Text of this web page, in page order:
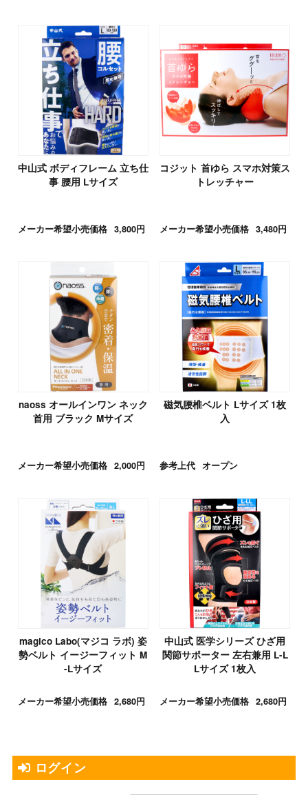
中山式 ボディフレーム 立ち仕
事 腰用 Lサイズ
メーカー希望小売価格 3,800円
コジット 首ゆら スマホ対策ス
トレッチャー
メーカー希望小売価格 3,480円
naoss オールインワン ネック
首用 ブラック Mサイズ
メーカー希望小売価格 2,000円
磁気腰椎ベルト Lサイズ 1枚
入
参考上代 オープン
magico Labo(マジコ ラボ) 姿
勢ベルト イージーフィット M
-Lサイズ
メーカー希望小売価格 2,680円
中山式 医学シリーズ ひざ用
関節サポーター 左右兼用 L-L
Lサイズ 1枚入
メーカー希望小売価格 2,680円
ログイン